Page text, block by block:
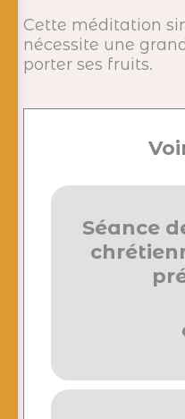
Cette méditation
nécessite une
porter ses fruits.
Séance